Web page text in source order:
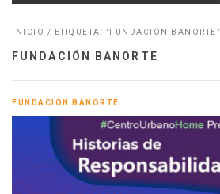
INICIO / ETIQUETA: "FUNDACIÓN BANORTE"
FUNDACIÓN BANORTE
FUNDACIÓN BANORTE